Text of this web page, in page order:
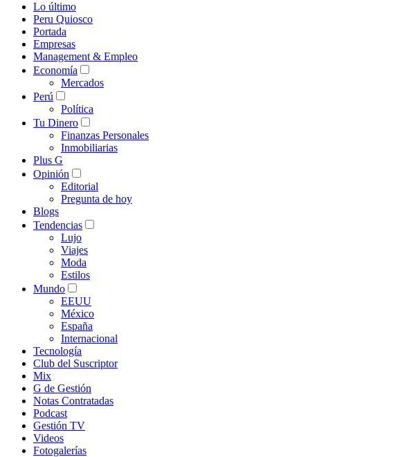
Lo último
Peru Quiosco
Portada
Empresas
Management & Empleo
Economía
Mercados
Perú
Política
Tu Dinero
Finanzas Personales
Inmobiliarias
Plus G
Opinión
Editorial
Pregunta de hoy
Blogs
Tendencias
Lujo
Viajes
Moda
Estilos
Mundo
EEUU
México
España
Internacional
Tecnología
Club del Suscriptor
Mix
G de Gestión
Notas Contratadas
Podcast
Gestión TV
Videos
Fotogalerías